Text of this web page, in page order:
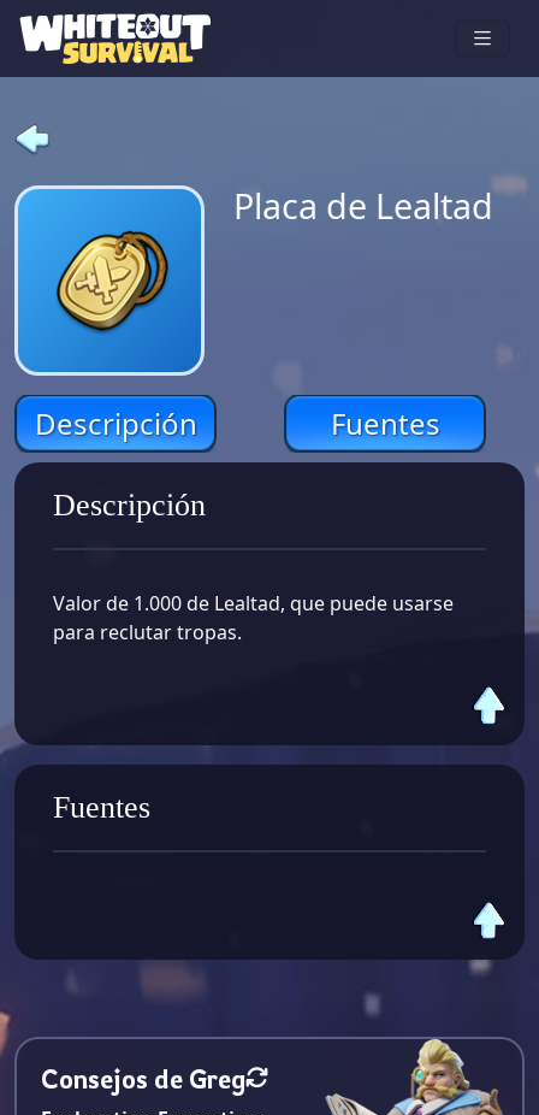
Placa de Lealtad
Descripción Fuentes
Descripción
Valor de 1.000 de Lealtad, que puede usarse
para reclutar tropas.
Fuentes
Consejos de Greg